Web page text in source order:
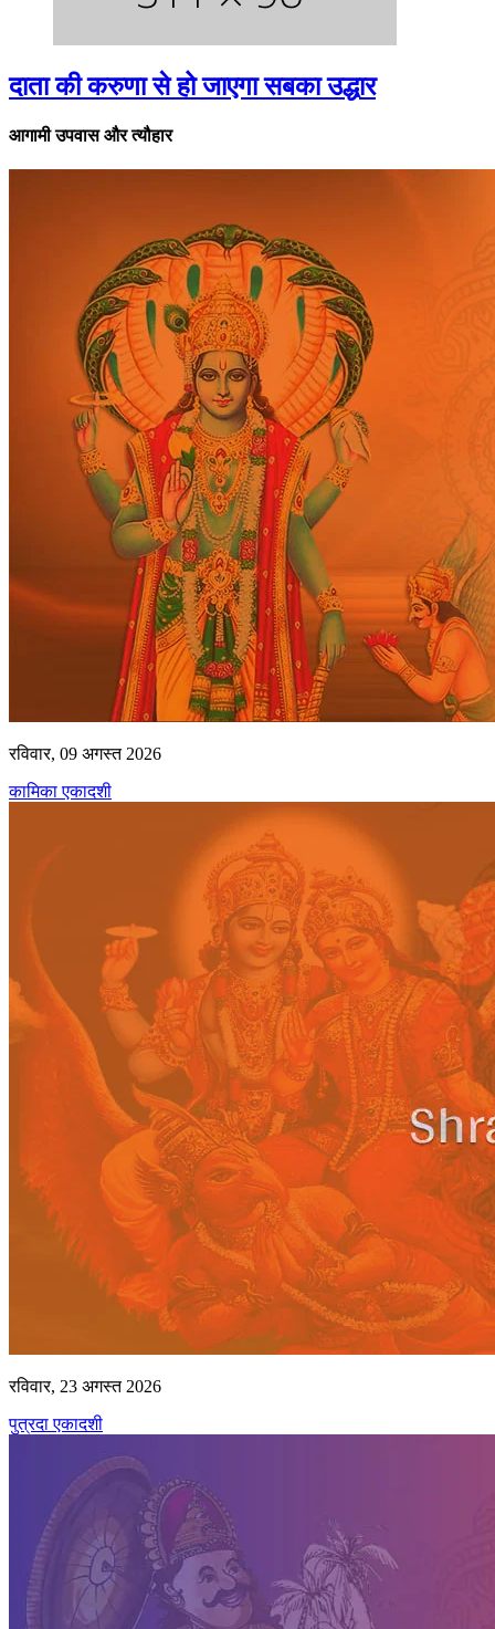
दाता की करुणा से हो जाएगा सबका उद्धार
आगामी उपवास और त्यौहार
रविवार, 09 अगस्त 2026
कामिका एकादशी
रविवार, 23 अगस्त 2026
पुत्रदा एकादशी